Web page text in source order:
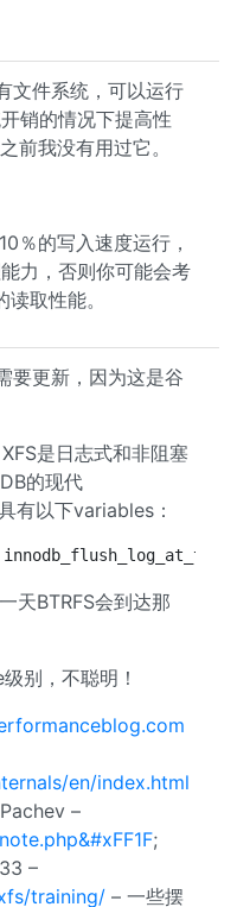
文件系统，可以运行
销的情况下提高性
前我没有用过它。
％的写入速度运行，
力，否则你可能会考
取性能。
要更新，因为这是谷
是日志式和非阻塞
的现代
有以下variables：
天BTRFS会到达那
别，不聪明！
en/index.html
–
;
–
training/ – 一些摆